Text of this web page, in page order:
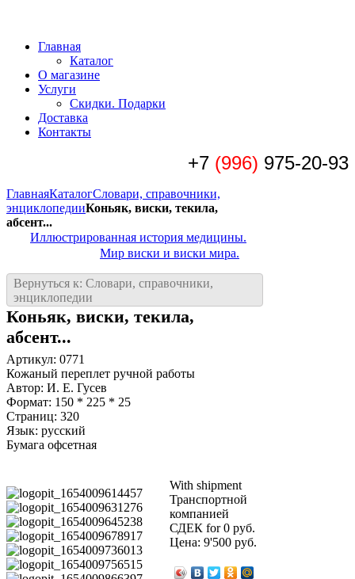
Главная
Каталог
О магазине
Услуги
Скидки. Подарки
Доставка
Контакты
+7 (996) 975-20-93
ГлавнаяКаталогСловари, справочники,
энциклопедииКоньяк, виски, текила,
абсент...
Иллюстрированная история медицины.
Мир виски и виски мира.
Вернуться к: Словари, справочники,
энциклопедии
Коньяк, виски, текила,
абсент...
Артикул: 0771
Кожаный переплет ручной работы
Автор: И. Е. Гусев
Формат: 150 * 225 * 25
Страниц: 320
Язык: русский
Бумага офсетная
With shipment
Транспортной
компанией
СДЕК for 0 руб.
Цена:9'500 руб.